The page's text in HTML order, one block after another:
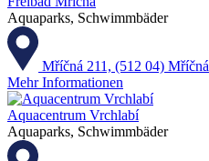
Aquaparks, Schwimmbäder
Mříčná 211, (512 04) Mříčná
Mehr Informationen
Aquacentrum Vrchlabí
Aquaparks, Schwimmbäder